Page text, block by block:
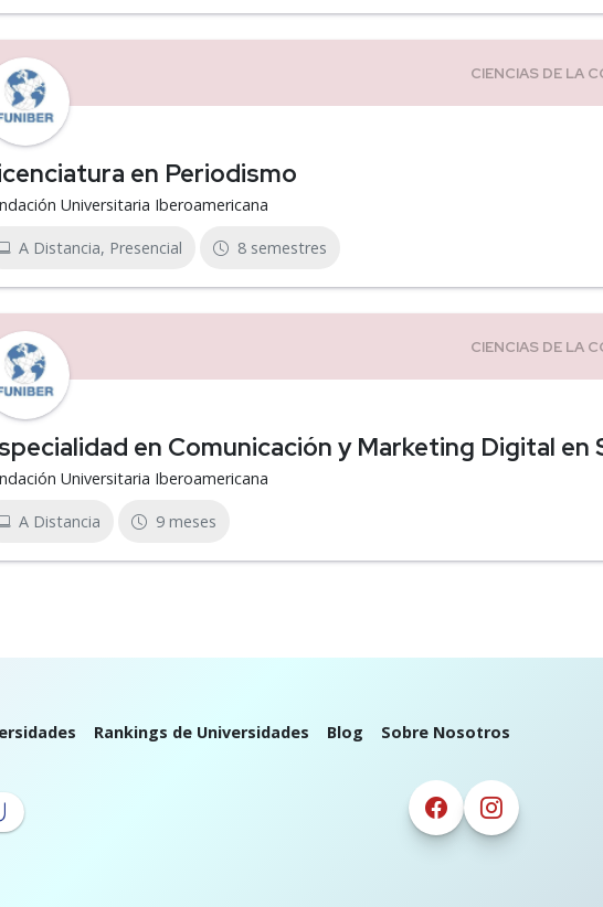
en Periodismo
Universitaria Iberoamericana
A Distancia, Presencial 8 semestres
en Comunicación y Marketing Digital en
Universitaria Iberoamericana
A Distancia 9 meses
Rankings de Universidades Blog Sobre Nosotros